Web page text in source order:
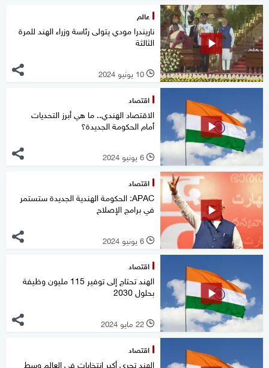
عالم
ناريندرا مودي يتولى رئاسة وزراء الهند للمرة
الثالثة
l 10 يونيو 2024
اقتصاد
الاقتصاد الهندي.. ما هي أبرز التحديات
أمام الحكومة الجديدة؟
l 6 يونيو 2024
اقتصاد
APAC: الحكومة الهندية الجديدة ستستمر
في برامج الإصلاح
l 6 يونيو 2024
اقتصاد
الهند تحتاج إلى توفير 115 مليون وظيفة
بحلول 2030
l 22 مايو 2024
اقتصاد
الهند تجري أكبر انتخابات في العالم وسط